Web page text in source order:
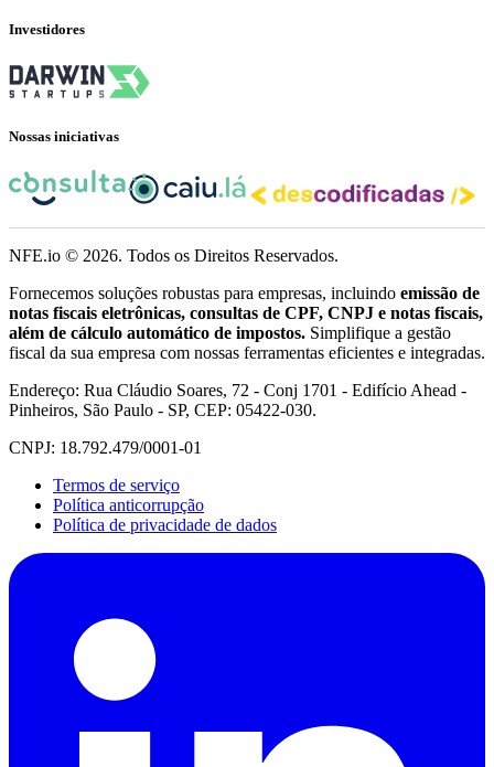
Investidores
Nossas iniciativas
NFE.io © 2026. Todos os Direitos Reservados.
Fornecemos soluções robustas para empresas, incluindo emissão de
notas fiscais eletrônicas, consultas de CPF, CNPJ e notas fiscais,
além de cálculo automático de impostos. Simplifique a gestão
fiscal da sua empresa com nossas ferramentas eficientes e integradas.
Endereço: Rua Cláudio Soares, 72 - Conj 1701 - Edifício Ahead -
Pinheiros, São Paulo - SP, CEP: 05422-030.
CNPJ: 18.792.479/0001-01
Termos de serviço
Política anticorrupção
Política de privacidade de dados